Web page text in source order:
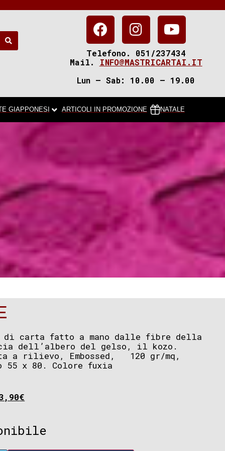
Telefono. 051/237434
Mail.
INFO@MASTRICARTAI.IT
Lun – Sab: 10.00 – 19.00
GIAPPONESI ARTICOLI IN PROMOZIONE NATALE
di carta fatto a mano dalle fibre della
dell’albero del gelso, il kozo.
a rilievo, Embossed, 120 gr/mq,
55 x 80. Colore fuxia
€